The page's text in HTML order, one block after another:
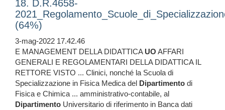
18. D.R.4658-
(64%)
3-mag-2022 17.42.46
E MANAGEMENT DELLA DIDATTICA UO AFFARI
GENERALI E REGOLAMENTARI DELLA DIDATTICA IL
RETTORE VISTO ... Clinici, nonché la Scuola di
Specializzazione in Fisica Medica del Dipartimento di
Fisica e Chimica ... amministrativo-contabile, al
Dipartimento Universitario di riferimento in Banca dati